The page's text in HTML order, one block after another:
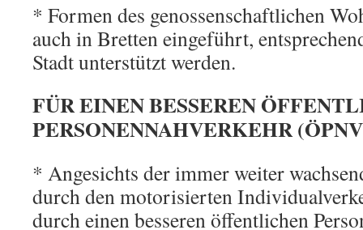
* Formen des genossenschaftlichen
auch in Bretten eingeführt,
Stadt unterstützt werden.
FÜR EINEN BESSEREN
PERSONENNAHVERKEHR
* Angesichts der immer weiter
durch den motorisierten
durch einen besseren öffentlichen